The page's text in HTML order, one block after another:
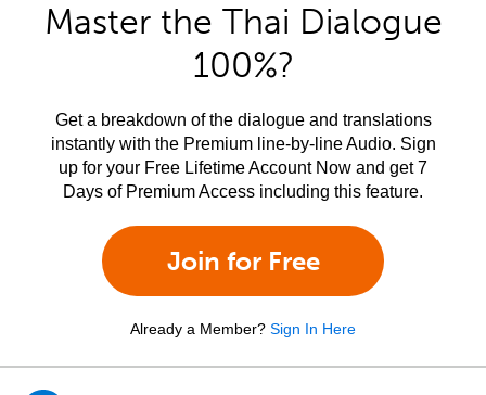
Master the Thai Dialogue
100%?
Get a breakdown of the dialogue and translations
instantly with the Premium line-by-line Audio. Sign
up for your Free Lifetime Account Now and get 7
Days of Premium Access including this feature.
Join for Free
Already a Member? Sign In Here